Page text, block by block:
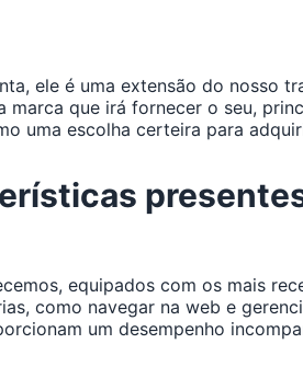
ele é uma extensão do nosso
que irá fornecer o seu,
uma escolha certeira para
equipados com os mais
como navegar na web e
um desempenho